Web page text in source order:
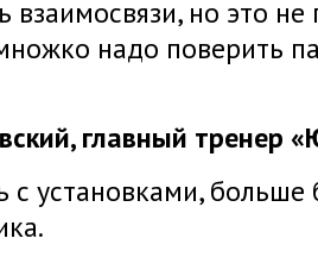
взаимосвязи, но это
надо поверить
главный тренер
с установками, больше